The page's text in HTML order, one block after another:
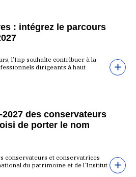
: intégrez le parcours
l’Inp souhaite contribuer à la
dirigeants à haut
des conservateurs
de porter le nom
conservateurs et conservatrices
du patrimoine et de l’Institut